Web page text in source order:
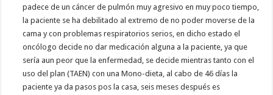
padece de un cáncer de pulmón muy agresivo en muy poco tiempo,
la paciente se ha debilitado al extremo de no poder moverse de la
cama y con problemas respiratorios serios, en dicho estado el
oncólogo decide no dar medicación alguna a la paciente, ya que
sería aun peor que la enfermedad, se decide mientras tanto con el
uso del plan (TAEN) con una Mono-dieta, al cabo de 46 días la
paciente ya da pasos pos la casa, seis meses después es